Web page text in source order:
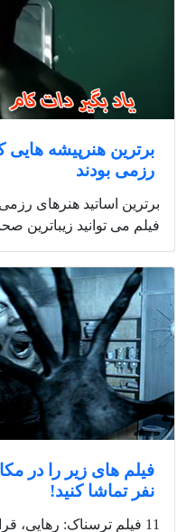
برترین هنرپیشه
رزمی بودند
برترین اساتید هنرهای
فیلم می توانید زیباترین
فیلم های زیر را در
نفر تماشا کنید!
11 فیلم ترسناک: رهایی،